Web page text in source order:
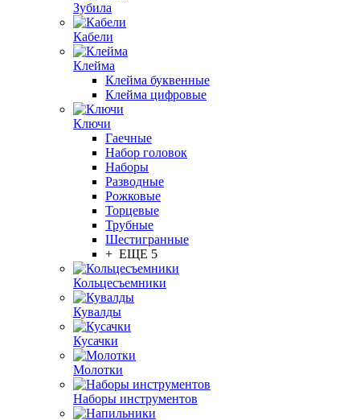
Зубила
Кабели
Клейма
Клейма буквенные
Клейма цифровые
Ключи
Гаечные
Набор головок
Наборы
Разводные
Рожковые
Торцевые
Трубные
Шестигранные
+ ЕЩЕ 5
Кольцесъемники
Кувалды
Кусачки
Молотки
Наборы инструментов